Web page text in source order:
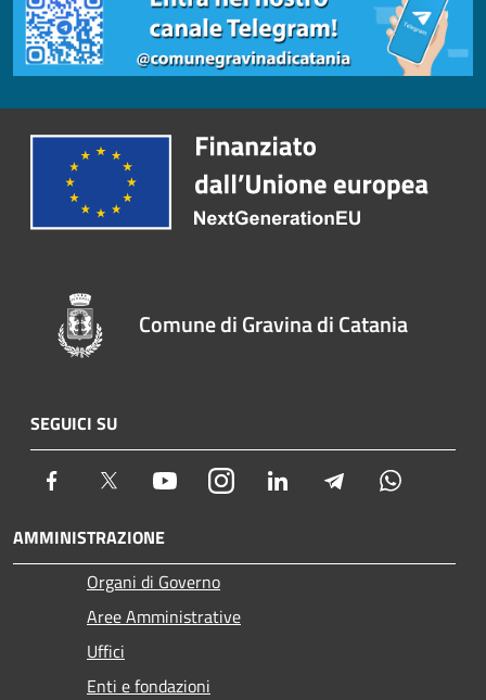
Comune di Gravina di Catania
SEGUICI SU
Facebook Twitter YoutubeInstagram LinkedIn Telegram
AMMINISTRAZIONE
Organi di Governo
Aree Amministrative
Uffici
Enti e fondazioni